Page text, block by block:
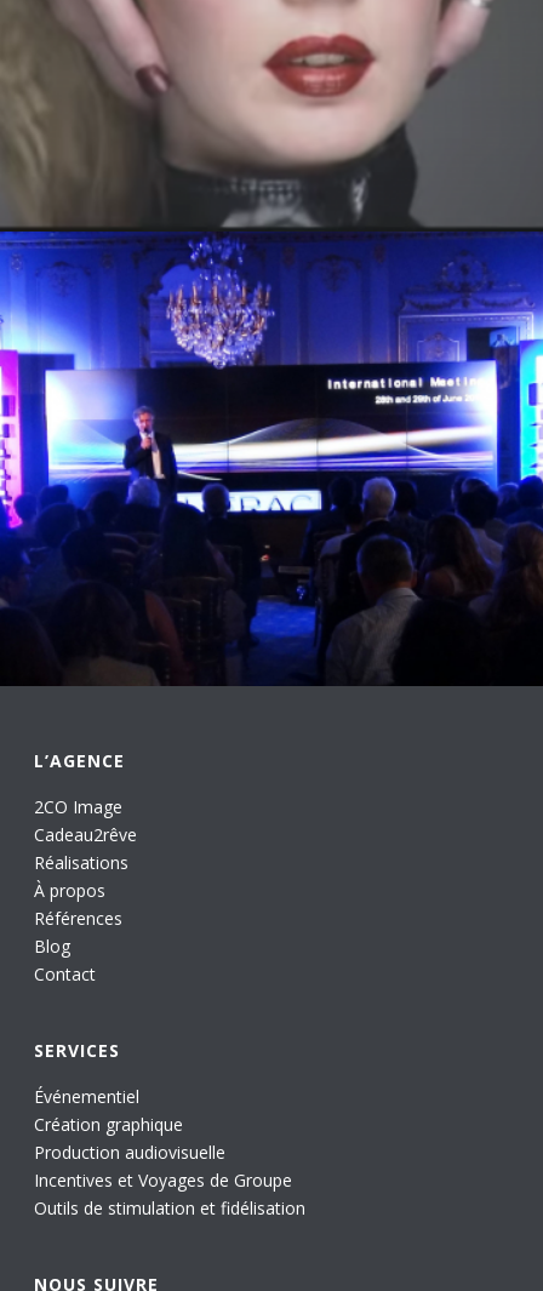
ALÈS GROUPE
Communication visuelle Production audiovisuelle
L’AGENCE
2CO Image
Cadeau2rêve
Réalisations
À propos
Références
Blog
Contact
SERVICES
Événementiel
Création graphique
Production audiovisuelle
Incentives et Voyages de Groupe
Outils de stimulation et fidélisation
NOUS SUIVRE